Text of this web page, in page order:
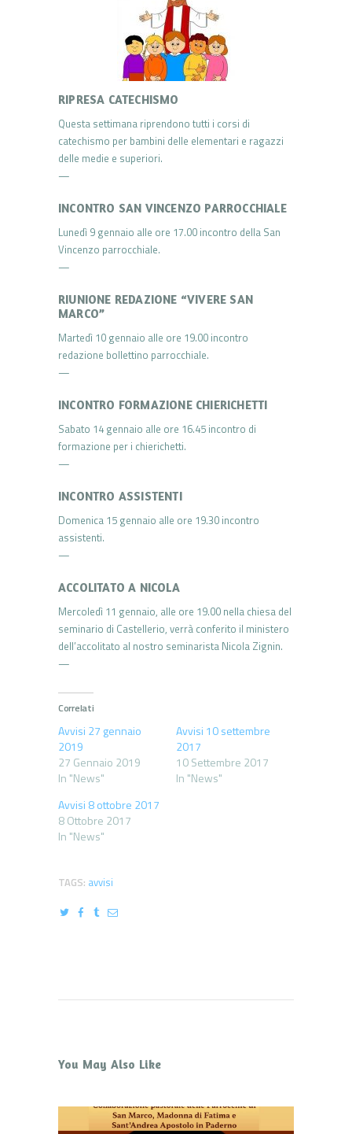
RIPRESA CATECHISMO
Questa settimana riprendono tutti i corsi di
catechismo per bambini delle elementari e ragazzi
delle medie e superiori.
—
INCONTRO SAN VINCENZO PARROCCHIALE
Lunedì 9 gennaio alle ore 17.00 incontro della San
Vincenzo parrocchiale.
—
RIUNIONE REDAZIONE “VIVERE SAN
MARCO”
Martedì 10 gennaio alle ore 19.00 incontro
redazione bollettino parrocchiale.
—
INCONTRO FORMAZIONE CHIERICHETTI
Sabato 14 gennaio alle ore 16.45 incontro di
formazione per i chierichetti.
—
INCONTRO ASSISTENTI
Domenica 15 gennaio alle ore 19.30 incontro
assistenti.
—
ACCOLITATO A NICOLA
Mercoledì 11 gennaio, alle ore 19.00 nella chiesa del
seminario di Castellerio, verrà conferito il ministero
dell’accolitato al nostro seminarista Nicola Zignin.
—
Correlati
Avvisi 27 gennaio
2019
27 Gennaio 2019
In "News"
Avvisi 10 settembre
2017
10 Settembre 2017
In "News"
Avvisi 8 ottobre 2017
8 Ottobre 2017
In "News"
TAGS: avvisi
You May Also Like